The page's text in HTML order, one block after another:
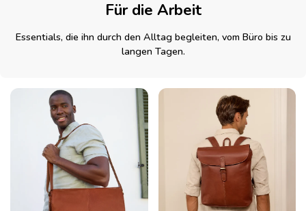
Für die Arbeit
Essentials, die ihn durch den Alltag begleiten, vom Büro bis zu
langen Tagen.